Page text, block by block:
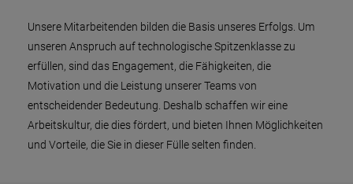
Unsere Mitarbeitenden bilden die Basis unseres Erfolgs. Um
unseren Anspruch auf technologische Spitzenklasse zu
erfüllen, sind das Engagement, die Fähigkeiten, die
Motivation und die Leistung unserer Teams von
entscheidender Bedeutung. Deshalb schaffen wir eine
Arbeitskultur, die dies fördert, und bieten Ihnen Möglichkeiten
und Vorteile, die Sie in dieser Fülle selten finden.